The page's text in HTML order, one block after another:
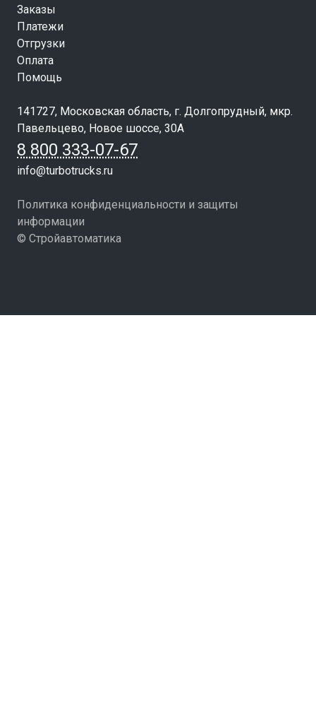
Заказы
Платежи
Отгрузки
Оплата
Помощь
141727, Московская область, г. Долгопрудный, мкр.
Павельцево, Новое шоссе, 30А
8 800 333-07-67
info@turbotrucks.ru
Политика конфиденциальности и защиты
информации
© Стройавтоматика